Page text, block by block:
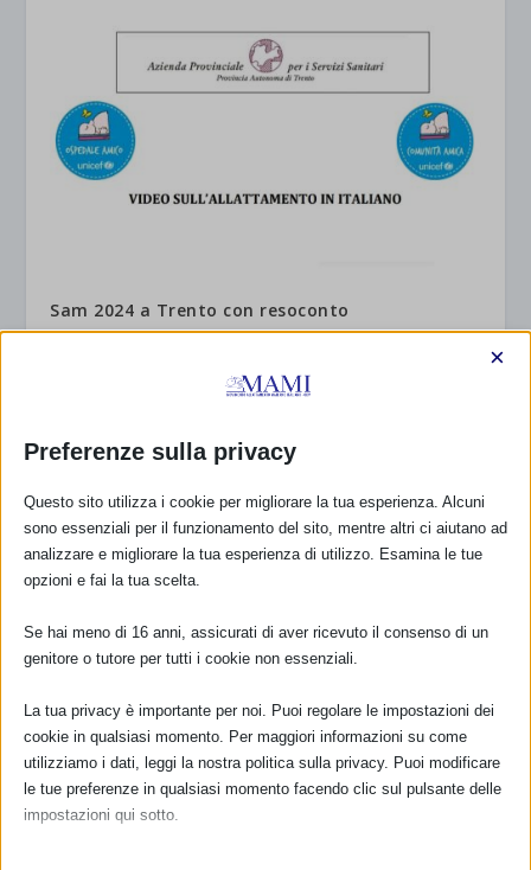
Sam 2024 a Trento con resoconto
1 Ottobre 2024
RISPONDI
Preferenze sulla privacy
×
Questo sito utilizza i cookie per migliorare la tua esperienza. Alcuni
sono essenziali per il funzionamento del sito, mentre altri ci aiutano ad
analizzare e migliorare la tua esperienza di utilizzo. Esamina le tue
opzioni e fai la tua scelta.
Se hai meno di 16 anni, assicurati di aver ricevuto il consenso di un
genitore o tutore per tutti i cookie non essenziali.
La tua privacy è importante per noi. Puoi regolare le impostazioni dei
cookie in qualsiasi momento. Per maggiori informazioni su come
utilizziamo i dati, leggi la nostra politica sulla privacy. Puoi modificare
le tue preferenze in qualsiasi momento facendo clic sul pulsante delle
impostazioni qui sotto.